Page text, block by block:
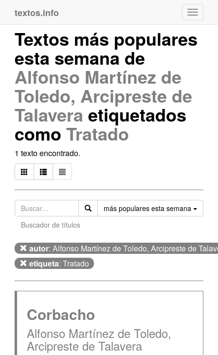
textos.info
Textos más populares
esta semana de
Alfonso Martínez de
Toledo, Arcipreste de
Talavera etiquetados
como Tratado
1 texto encontrado.
más populares esta semana
Buscador de títulos
autor: Alfonso Martínez de Toledo, Arcipreste de
etiqueta: Tratado
Corbacho
Alfonso Martínez de Toledo,
Arcipreste de Talavera